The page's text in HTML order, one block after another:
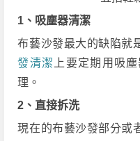
1、吸塵器清潔
布藝沙發最大的缺陷就
發清潔 上要定期用吸
理。
2、直接拆洗
現在的布藝沙發部分或